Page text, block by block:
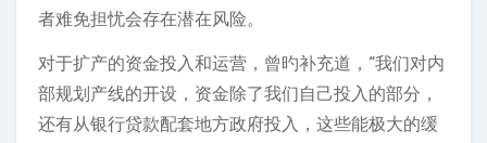
者难免担忧会存在潜在风险。
对于扩产的资金投入和运营，曾旳补充道，“我们对内
部规划产线的开设，资金除了我们自己投入的部分，
还有从银行贷款配套地方政府投入，这些能极大的缓